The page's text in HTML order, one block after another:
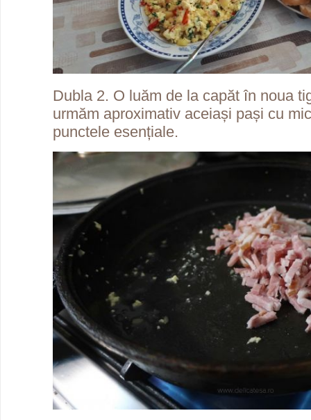
Dubla 2. O luăm de la capăt în noua
urmăm aproximativ aceiași pași cu
punctele esențiale.